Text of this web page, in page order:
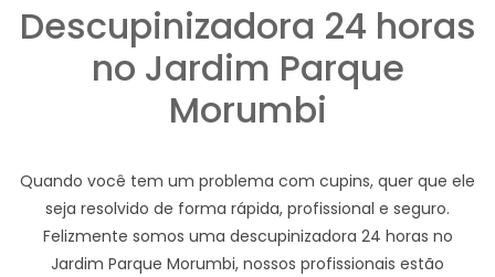
Descupinizadora 24 horas
no Jardim Parque
Morumbi
Quando você tem um problema com cupins, quer que ele
seja resolvido de forma rápida, profissional e seguro.
Felizmente somos uma descupinizadora 24 horas no
Jardim Parque Morumbi, nossos profissionais estão